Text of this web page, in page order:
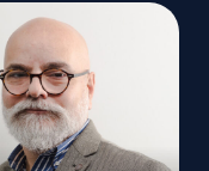
Ejecutivo
ART y Vida
Colectivo